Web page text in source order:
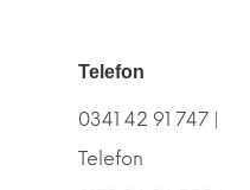
Telefon
0341 42 91 747 |
Telefon